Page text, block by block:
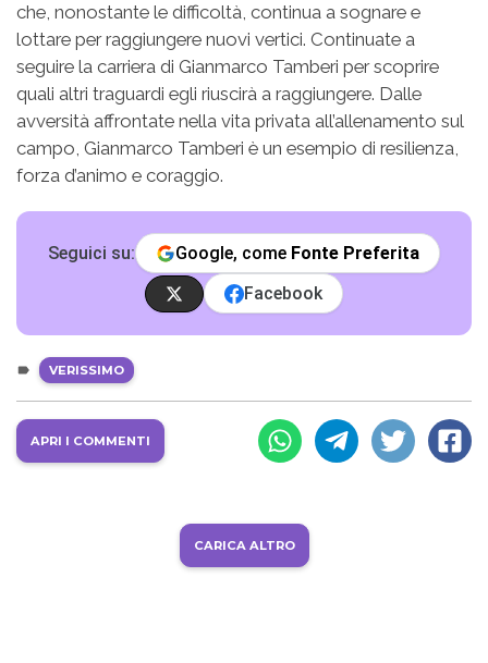
che, nonostante le difficoltà, continua a sognare e
lottare per raggiungere nuovi vertici. Continuate a
seguire la carriera di Gianmarco Tamberi per scoprire
quali altri traguardi egli riuscirà a raggiungere. Dalle
avversità affrontate nella vita privata all’allenamento sul
campo, Gianmarco Tamberi è un esempio di resilienza,
forza d’animo e coraggio.
Seguici su: Google, come Fonte Preferita
Facebook
VERISSIMO
APRI I COMMENTI
CARICA ALTRO